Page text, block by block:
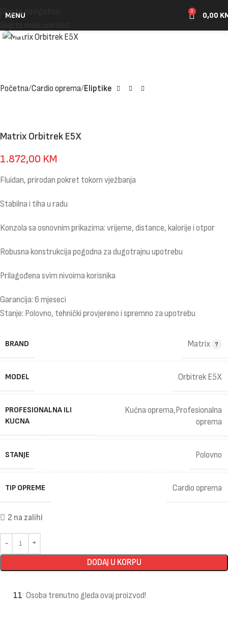
Skip to navigation
MENU 0 0,00
Početna Cardio oprema Eliptike
Matrix Orbitrek E5X
1.872,00 KM
Fluidan, prirodan pokret tokom vježbanja
Stabilna i tiha u radu
Konzola sa osnovnim prikazima: vrijeme, distance, kalorije i otpor
Robusna konstrukcija pogodna za dugotrajnu upotrebu
Prilagođena svim nivoima korisnika
Garancija: 6 mjeseci
Stanje: Polovno, tehnički provjereno i spremno za upotrebu
BRAND Matrix
MODEL Orbitrek E5X
PROFESIONALNA ILI
KUCNA
Kućna oprema,Profesionalna
oprema
STANJE Polovno
TIP OPREME Cardio oprema
2 na zalihi
DODAJ U KORPU
11 Osoba trenutno gleda ovaj proizvod!